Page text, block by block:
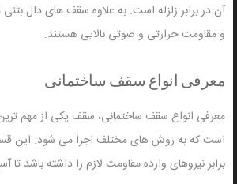
آن در برابر زلزله است. به علاوه سقف های دال بتنی
و مقاومت حرارتی و صوتی بالایی هستند.
معرفی انواع سقف ساختمانی
معرفی انواع سقف ساختمانی، سقف یکی از مهم
است که به روش های مختلف اجرا می شود. این
برابر نیروهای وارده مقاومت لازم را داشته باشد تا